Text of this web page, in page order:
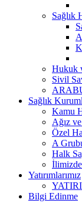
Sağlık
Hukuk
Sivil
Sağlık
Kamu
Ağız
Özel
A
Halk
Yatırımlarımız
Bilgi Edinme